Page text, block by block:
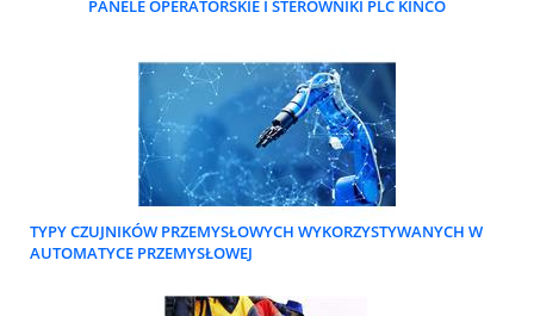
PANELE OPERATORSKIE I STEROWNIKI PLC KINCO
TYPY CZUJNIKÓW PRZEMYSŁOWYCH WYKORZYSTYWANYCH W
AUTOMATYCE PRZEMYSŁOWEJ